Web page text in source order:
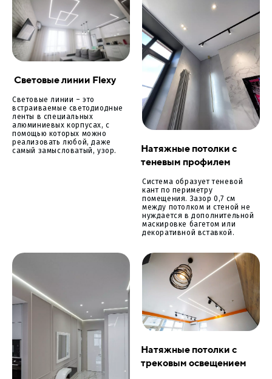
Световые линии Flexy
Световые линии – это
встраиваемые светодиодные
ленты в специальных
алюминиевых корпусах, с
помощью которых можно
реализовать любой, даже
самый замысловатый, узор.
Натяжные потолки с
теневым профилем
Система образует теневой
кант по периметру
помещения. Зазор 0,7 см
между потолком и стеной не
нуждается в дополнительной
маскировке багетом или
декоративной вставкой.
Натяжные потолки с
трековым освещением